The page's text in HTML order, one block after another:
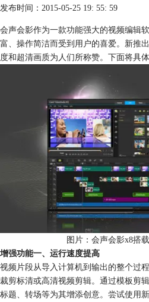
发布时间：2015-05-25 19: 55: 59
会声会影作为一款功能强大的视频编辑
富、操作简洁而受到用户的喜爱。新推
度和超清画质为人们所称赞。下面将具
图片：会声会影x8搭
增强功能一、运行速度提高
视频片段从导入计算机到输出的整个过
裁剪标清或高清视频剪辑。通过模板剪
标题、转场等为其增添创意。尝试使用